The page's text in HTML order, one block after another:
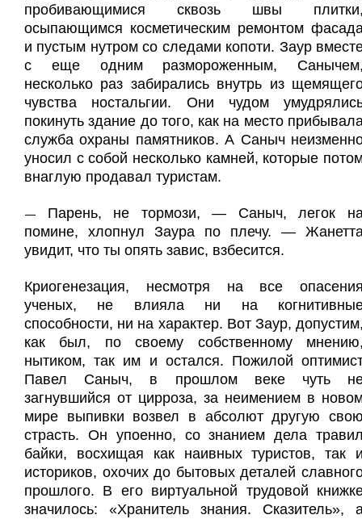
пробивающимися сквозь швы
осыпающимся косметическим ремонтом
и пустым нутром со следами копоти. Заур
с еще одним размороженным,
несколько раз забирались внутрь из
чувства ностальгии. Они чудом
покинуть здание до того, как на место
служба охраны памятников. А Саныч
уносил с собой несколько камней, которые
внаглую продавал туристам.
— Парень, не тормози, — Саныч, легок
помине, хлопнул Заура по плечу. —
увидит, что ты опять завис, взбесится.
Криогенезация, несмотря на все
ученых, не влияла ни на
способности, ни на характер. Вот Заур,
как был, по своему собственному
нытиком, так им и остался. Пожилой
Павел Саныч, в прошлом веке чуть
загнувшийся от цирроза, за неимением в
мире выпивки возвел в абсолют другую
страсть. Он упоенно, со знанием дела
байки, восхищая как наивных туристов, так
историков, охочих до бытовых деталей
прошлого. В его виртуальной трудовой
значилось: «Хранитель знания. Сказитель»,